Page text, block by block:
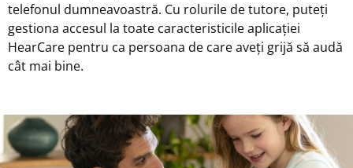
telefonul dumneavoastră. Cu rolurile de tutore, puteți
gestiona accesul la toate caracteristicile aplicației
HearCare pentru ca persoana de care aveți grijă să audă
cât mai bine.